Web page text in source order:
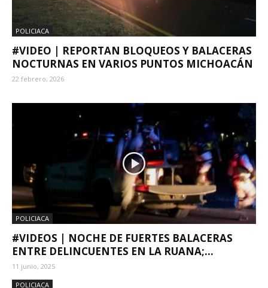
POLICIACA
#VIDEO | REPORTAN BLOQUEOS Y BALACERAS
NOCTURNAS EN VARIOS PUNTOS MICHOACÁN
22 febrero, 2026
POLICIACA
#VIDEOS | NOCHE DE FUERTES BALACERAS
ENTRE DELINCUENTES EN LA RUANA;...
11 junio, 2025
POLICIACA